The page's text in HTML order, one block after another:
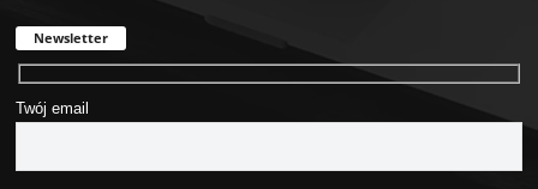
Newsletter
Twój email